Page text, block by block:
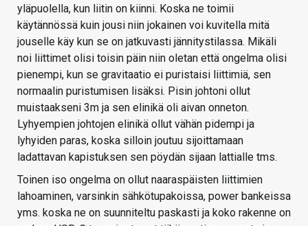
yläpuolella, kun liitin on kiinni. Koska ne toimii
käytännössä kuin jousi niin jokainen voi kuvitella mitä
jouselle käy kun se on jatkuvasti jännitystilassa. Mikäli
noi liittimet olisi toisin päin niin oletan että ongelma olisi
pienempi, kun se gravitaatio ei puristaisi liittimiä, sen
normaalin puristumisen lisäksi. Pisin johtoni ollut
muistaakseni 3m ja sen elinikä oli aivan onneton.
Lyhyempien johtojen elinikä ollut vähän pidempi ja
lyhyiden paras, koska silloin joutuu sijoittamaan
ladattavan kapistuksen sen pöydän sijaan lattialle tms.
Toinen iso ongelma on ollut naaraspäisten liittimien
lahoaminen, varsinkin sähkötupakoissa, power bankeissa
yms. koska ne on suunniteltu paskasti ja koko rakenne on